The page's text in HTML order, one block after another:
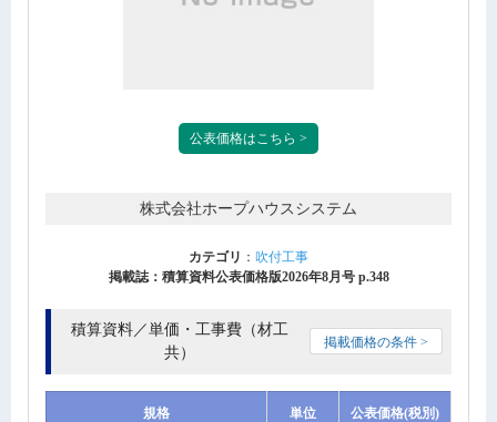
公表価格はこちら >
株式会社ホープハウスシステム
カテゴリ ： 吹付工事
掲載誌：積算資料公表価格版2026年8月号 p.348
積算資料／単価・工事費（材工
共）
掲載価格の条件 >
規格 単位 公表価格(税別)